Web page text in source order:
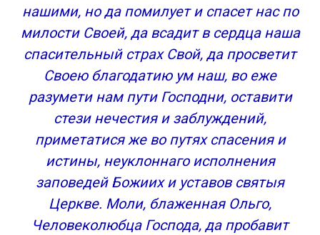
нашими, но да помилует и спасет нас по
милости Своей, да всадит в сердца наша
спасительный страх Свой, да просветит
Своею благодатию ум наш, во еже
разумети нам пути Господни, оставити
стези нечестия и заблуждений,
приметатися же во путях спасения и
истины, неуклоннаго исполнения
заповедей Божиих и уставов святыя
Церкве. Моли, блаженная Ольго,
Человеколюбца Господа, да пробавит